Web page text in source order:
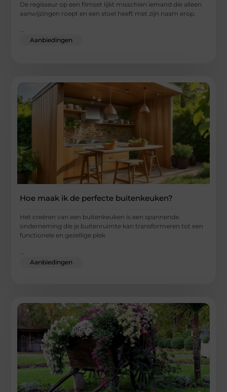
De regisseur op een filmset lijkt misschien iemand die alleen
aanwijzingen roept en een stoel heeft met zijn naam erop.
...
Aanbiedingen
Hoe maak ik de perfecte buitenkeuken?
Het creëren van een buitenkeuken is een spannende
onderneming die je buitenruimte kan transformeren tot een
functionele en gezellige plek
Aanbiedingen